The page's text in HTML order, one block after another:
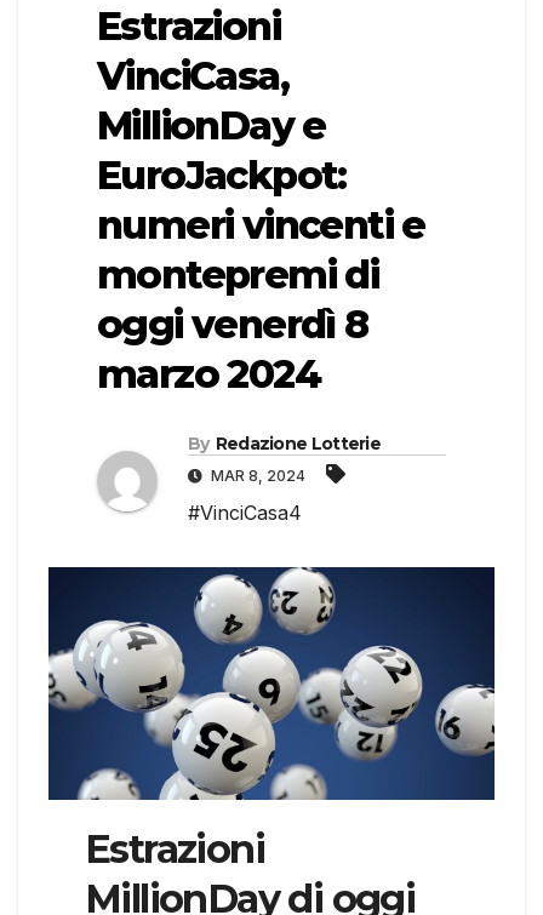
Estrazioni
VinciCasa,
MillionDay e
EuroJackpot:
numeri vincenti e
montepremi di
oggi venerdì 8
marzo 2024
By Redazione Lotterie
MAR 8, 2024
#VinciCasa4
Estrazioni
MillionDay di oggi